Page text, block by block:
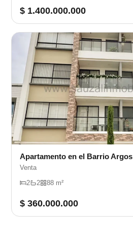
$ 1.400.000.000
Apartamento en el Barrio Argos
Venta
2 2 88 m²
$ 360.000.000